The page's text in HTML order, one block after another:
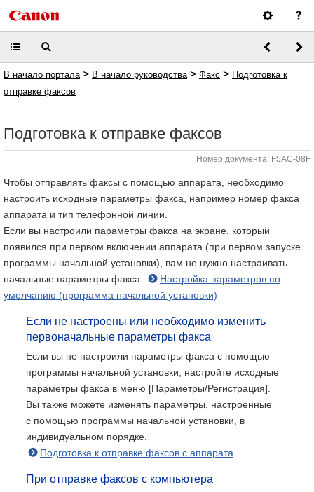
В начало портала > В начало руководства > Факс > Подготовка к
отправке факсов
Подготовка к отправке факсов
Номер документа: F5AC-08F
Чтобы отправлять факсы с помощью аппарата, необходимо
настроить исходные параметры факса, например номер факса
аппарата и тип телефонной линии.
Если вы настроили параметры факса на экране, который
появился при первом включении аппарата (при первом запуске
программы начальной установки), вам не нужно настраивать
начальные параметры факса.
Настройка параметров по
умолчанию (программа начальной установки)
Если не настроены или необходимо изменить
первоначальные параметры факса
Если вы не настроили параметры факса с помощью
программы начальной установки, настройте исходные
параметры факса в меню [Параметры/Регистрация].
Вы также можете изменять параметры, настроенные
с помощью программы начальной установки, в
индивидуальном порядке.
Подготовка к отправке факсов с аппарата
При отправке факсов с компьютера